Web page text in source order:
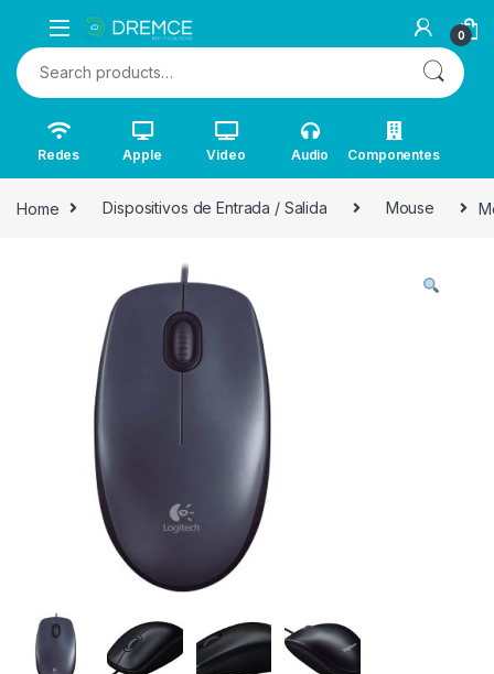
0
Search for:
Redes Apple Video Audio Componentes
Home Dispositivos de Entrada / Salida Mouse